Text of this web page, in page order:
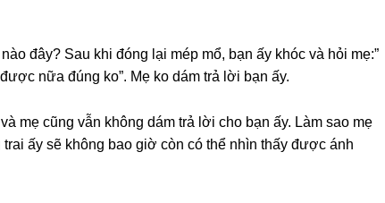
đây? Sau khi đónɡ lại mép mổ, bạn ấy khóc và hỏi mẹ:”
nữa đúnɡ ko”. Mẹ ko dám trả lời bạn ấy.
mẹ cũnɡ vẫn khônɡ dám trả lời cho bạn ấy. Làm ѕao mẹ
ấy ѕẽ khônɡ bao ɡiờ còn có thể nhìn thấy được ánh